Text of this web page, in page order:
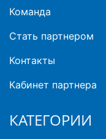
Команда
Стать партнером
Контакты
Кабинет партнера
КАТЕГОРИИ